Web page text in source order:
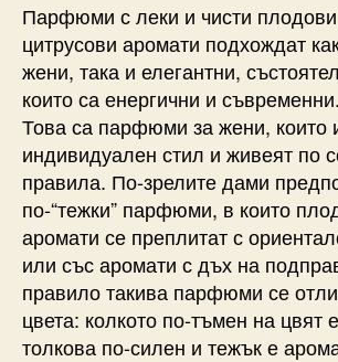
Парфюми с леки и чисти
цитрусови аромати подхождат
жени, така и елегантни,
които са енергични и съвременни.
Това са парфюми за жени, които
индивидуален стил и живеят по
правила. По-зрелите дами
по-“тежки” парфюми, в които
аромати се преплитат с
или със аромати с дъх на
правило такива парфюми се
цвета: колкото по-тъмен на
толкова по-силен и тежък е